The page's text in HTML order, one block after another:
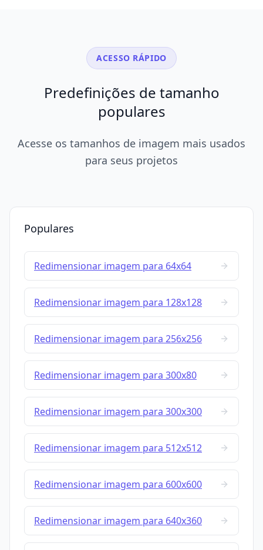
ACESSO RÁPIDO
Predefinições de tamanho
populares
Acesse os tamanhos de imagem mais usados
para seus projetos
Populares
Redimensionar imagem para 64x64
Redimensionar imagem para 128x128
Redimensionar imagem para 256x256
Redimensionar imagem para 300x80
Redimensionar imagem para 300x300
Redimensionar imagem para 512x512
Redimensionar imagem para 600x600
Redimensionar imagem para 640x360